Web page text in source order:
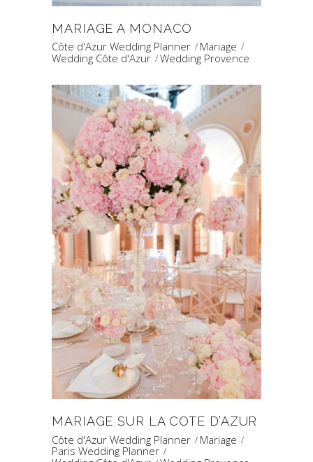
MARIAGE A MONACO
Côte d'Azur Wedding Planner
Mariage
Wedding Côte d'Azur
Wedding Provence
MARIAGE SUR LA COTE D’AZUR
Côte d'Azur Wedding Planner
Mariage
Paris Wedding Planner